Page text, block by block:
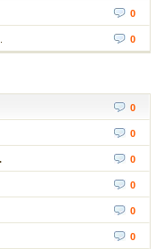
0
0
0
0
0
0
0
0